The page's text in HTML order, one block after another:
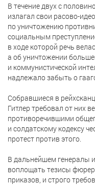
В течение двух с
излагал свои расово-
по уничтожению
социальным
в ходе которой речь
а об уничтожении
и коммунистической
надлежало забыть о
Собравшиеся в
Гитлер требовал от них
противоречившими
и солдатскому кодексу
протест против этого.
В дальнейшем генералы
воплощать тезисы
приказов, и строго